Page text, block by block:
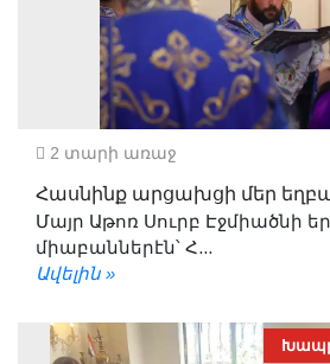
2 տարի առաջ
Հասնինք արցախցի մեր
Մայր Աթոռ Սուրբ Էջմիածնի
միաբաններէն՝ Հ...
Ավելին »